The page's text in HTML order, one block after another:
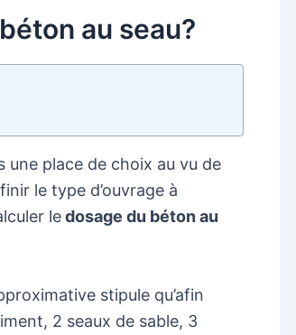
au seau?
place de choix au vu de
le type d’ouvrage à
ledosage du béton au
stipule qu’afin
2 seaux de sable, 3